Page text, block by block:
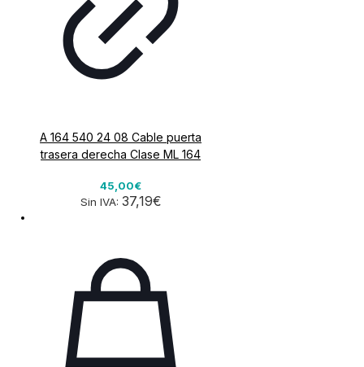
A 164 540 24 08 Cable puerta
trasera derecha Clase ML 164
45,00€
Sin IVA: 37,19€